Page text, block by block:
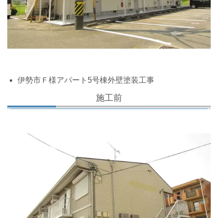
伊勢市Ｆ様アパート5号棟外壁塗装工事
施工前